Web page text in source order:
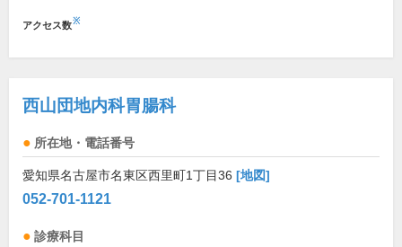
アクセス数※
西山団地内科胃腸科
所在地・電話番号
愛知県名古屋市名東区西里町1丁目36 [地図]
052-701-1121
診療科目